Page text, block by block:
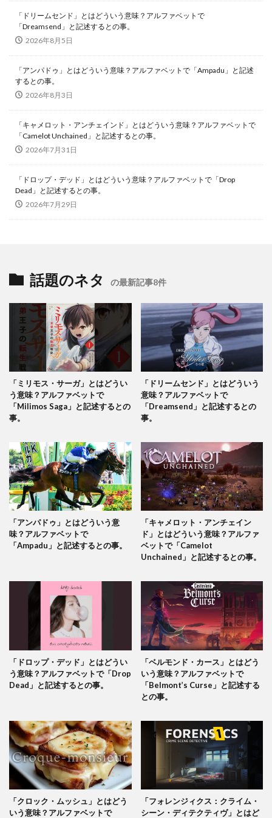
「ドリームセンド」とはどういう意味？アルファベットで
「Dreamsend」と記述するとの事。
2026年8月5日
「アンパドゥ」とはどういう意味？アルファベットで「Ampadu」と記述
するとの事。
2026年8月3日
「キャメロット・アンチェインド」とはどういう意味？アルファベットで
「Camelot Unchained」と記述するとの事。
2026年7月31日
「ドロップ・デッド」とはどういう意味？アルファベットで「Drop
Dead」と記述するとの事。
2026年7月29日
話題のネタ の最新記事8件
「ミリモス・サーガ」とはどうい
う意味？アルファベットで
「Milimos Saga」と記述するとの
事。
「ドリームセンド」とはどういう
意味？アルファベットで
「Dreamsend」と記述するとの
事。
「アンパドゥ」とはどういう意
味？アルファベットで
「Ampadu」と記述するとの事。
「キャメロット・アンチェイン
ド」とはどういう意味？アルファ
ベットで「Camelot
Unchained」と記述するとの事。
「ドロップ・デッド」とはどうい
う意味？アルファベットで「Drop
Dead」と記述するとの事。
「ベルモンド・カース」とはどう
いう意味？アルファベットで
「Belmont’s Curse」と記述する
との事。
「クロック・ムッシュ」とはどう
いう意味？アルファベットで
「フォレンジィクス：クライム・
シーン・ディテクティヴ」とはど